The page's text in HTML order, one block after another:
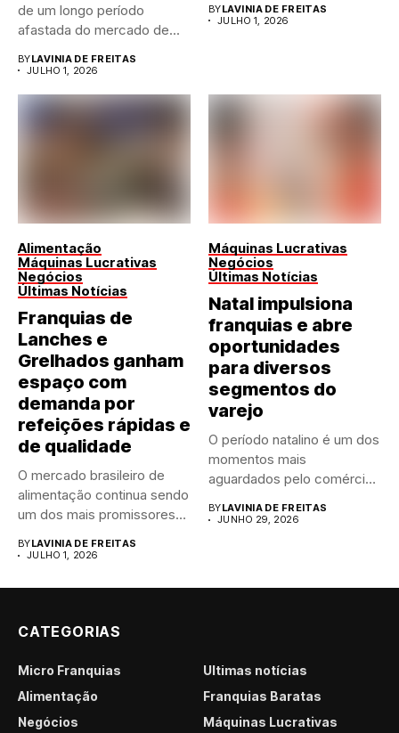
de um longo período
afastada do mercado de...
BYLAVINIA DE FREITAS
JULHO 1, 2026
BYLAVINIA DE FREITAS
JULHO 1, 2026
Alimentação
Máquinas Lucrativas
Negócios
Últimas Notícias
Franquias de
Lanches e
Grelhados ganham
espaço com
demanda por
refeições rápidas e
de qualidade
O mercado brasileiro de
alimentação continua sendo
um dos mais promissores
BYLAVINIA DE FREITAS
JULHO 1, 2026
Máquinas Lucrativas
Negócios
Últimas Notícias
Natal impulsiona
franquias e abre
oportunidades
para diversos
segmentos do
varejo
O período natalino é um dos
momentos mais
aguardados pelo comércio
BYLAVINIA DE FREITAS
JUNHO 29, 2026
CATEGORIAS
Micro Franquias
Últimas notícias
Alimentação
Franquias Baratas
Negócios
Máquinas Lucrativas